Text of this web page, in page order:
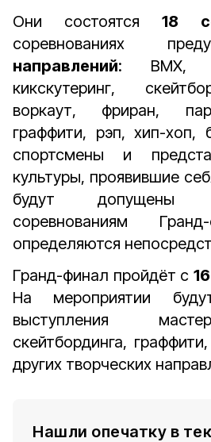
Они состоятся18
соревнованиях
направлений: BMX,
кикскутеринг,
воркаут, фриран,
граффити, рэп, хип-хоп,
спортсмены и
культуры, проявившие
будут допущены
соревнованиям
определяются
Гранд-финал пройдёт с
На мероприятии
выступления
скейтбординга,
других творческих
Нашли опечатку в